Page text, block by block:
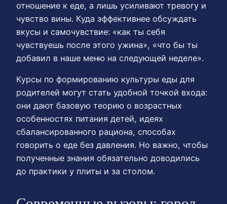
отношение к еде, а лишь усиливают тревогу и
чувство вины. Куда эффективнее обсуждать
вкусы и самочувствие: «как ты себя
чувствуешь после этого ужина», «что бы ты
добавил в наше меню на следующей неделе».
Курсы по формированию культуры еды для
родителей могут стать удобной точкой входа:
они дают базовую теорию о возрастных
особенностях питания детей, идеях
сбалансированного рациона, способах
говорить о еде без давления. Но важно, чтобы
полученные знания обязательно доводились
до практики у плиты и за столом.